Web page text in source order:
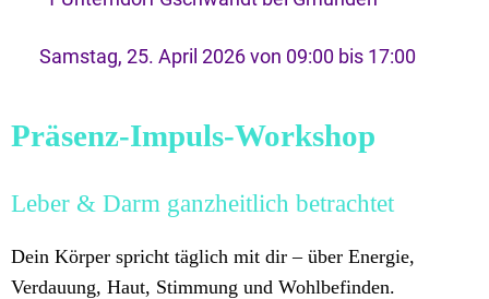
Samstag, 25. April 2026 von 09:00 bis 17:00
Präsenz-Impuls-Workshop
Leber & Darm ganzheitlich betrachtet
Dein Körper spricht täglich mit dir – über Energie,
Verdauung, Haut, Stimmung und Wohlbefinden.